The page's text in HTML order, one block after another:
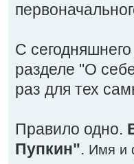
С
разделе "О
раз для тех
Правило одно.
Пупкин". Имя и